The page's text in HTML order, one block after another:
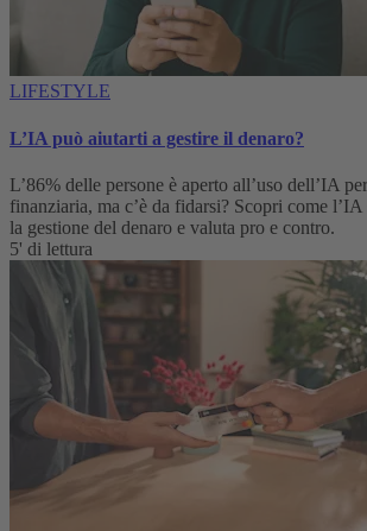
LIFESTYLE
L’IA può aiutarti a gestire il denaro?
L’86% delle persone è aperto all’uso dell’IA
finanziaria, ma c’è da fidarsi? Scopri come
la gestione del denaro e valuta pro e contro.
5' di lettura